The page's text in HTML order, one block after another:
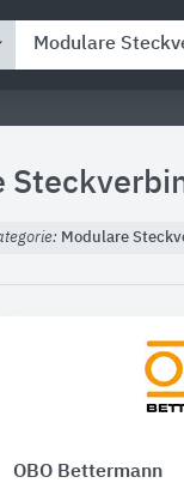
Modulare
OBO Bettermann